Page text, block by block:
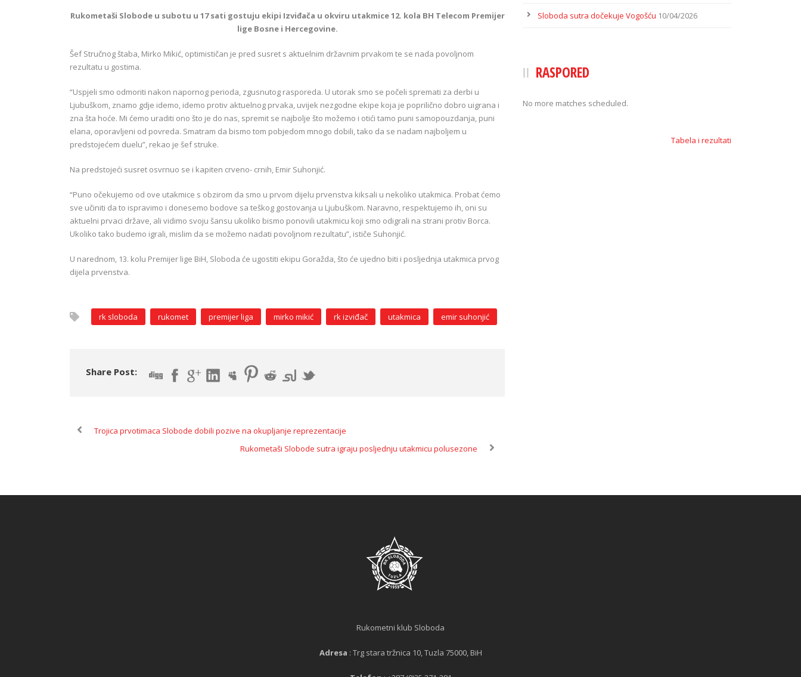
Rukometaši Slobode u subotu u 17 sati gostuju ekipi Izviđača u okviru utakmice 12. kola BH Telecom Premijer
lige Bosne i Hercegovine.
Šef Stručnog štaba, Mirko Mikić, optimističan je pred susret s aktuelnim državnim prvakom te se nada povoljnom
rezultatu u gostima.
“Uspjeli smo odmoriti nakon napornog perioda, zgusnutog rasporeda. U utorak smo se počeli spremati za derbi u
Ljubuškom, znamo gdje idemo, idemo protiv aktuelnog prvaka, uvijek nezgodne ekipe koja je poprilično dobro uigrana i
zna šta hoće. Mi ćemo uraditi ono što je do nas, spremit se najbolje što možemo i otići tamo puni samopouzdanja, puni
elana, oporavljeni od povreda. Smatram da bismo tom pobjedom mnogo dobili, tako da se nadam najboljem u
predstojećem duelu”, rekao je šef struke.
Na predstojeći susret osvrnuo se i kapiten crveno- crnih, Emir Suhonjić.
“Puno očekujemo od ove utakmice s obzirom da smo u prvom dijelu prvenstva kiksali u nekoliko utakmica. Probat ćemo
sve učiniti da to ispravimo i donesemo bodove sa teškog gostovanja u Ljubuškom. Naravno, respektujemo ih, oni su
aktuelni prvaci države, ali vidimo svoju šansu ukoliko bismo ponovili utakmicu koji smo odigrali na strani protiv Borca.
Ukoliko tako budemo igrali, mislim da se možemo nadati povoljnom rezultatu”, ističe Suhonjić.
U narednom, 13. kolu Premijer lige BiH, Sloboda će ugostiti ekipu Goražda, što će ujedno biti i posljednja utakmica prvog
dijela prvenstva.
rk sloboda rukomet premijer liga mirko mikić rk izviđač utakmica emir suhonjić
Share Post:
Trojica prvotimaca Slobode dobili pozive na okupljanje reprezentacije
Rukometaši Slobode sutra igraju posljednju utakmicu polusezone
Sloboda sutra dočekuje Vogošću 10/04/2026
RASPORED
No more matches scheduled.
Tabela i rezultati
Rukometni klub Sloboda
Adresa : Trg stara tržnica 10, Tuzla 75000, BiH